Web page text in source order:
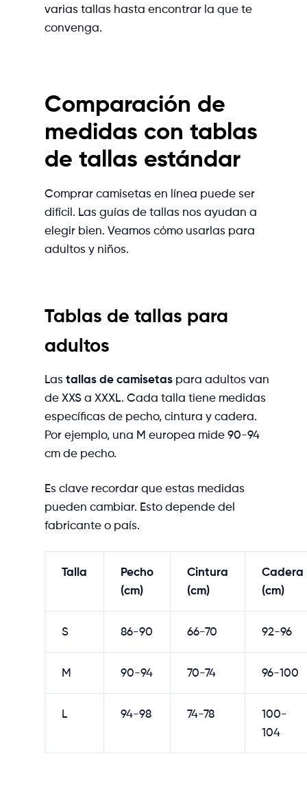
varias tallas hasta encontrar la que te
convenga.
Comparación de
medidas con tablas
de tallas estándar
Comprar camisetas en línea puede ser
difícil. Las guías de tallas nos ayudan a
elegir bien. Veamos cómo usarlas para
adultos y niños.
Tablas de tallas para
adultos
Las tallas de camisetas para adultos van
de XXS a XXXL. Cada talla tiene medidas
específicas de pecho, cintura y cadera.
Por ejemplo, una M europea mide 90-94
cm de pecho.
Es clave recordar que estas medidas
pueden cambiar. Esto depende del
fabricante o país.
Talla
Pecho
(cm)
Cintura
(cm)
Cadera
(cm)
S 86-90 66-70 92-96
M 90-94 70-74 96-100
L 94-98 74-78
100-
104